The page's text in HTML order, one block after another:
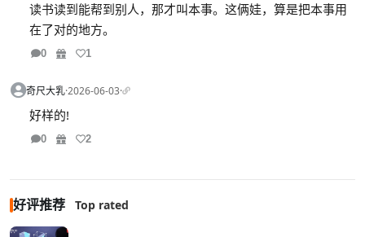
读书读到能帮到别人，那才叫本事。这俩娃，算是把本事用
在了对的地方。
0 1
奇尺大乳·2026-06-03·
好样的!
0 2
好评推荐 Top rated